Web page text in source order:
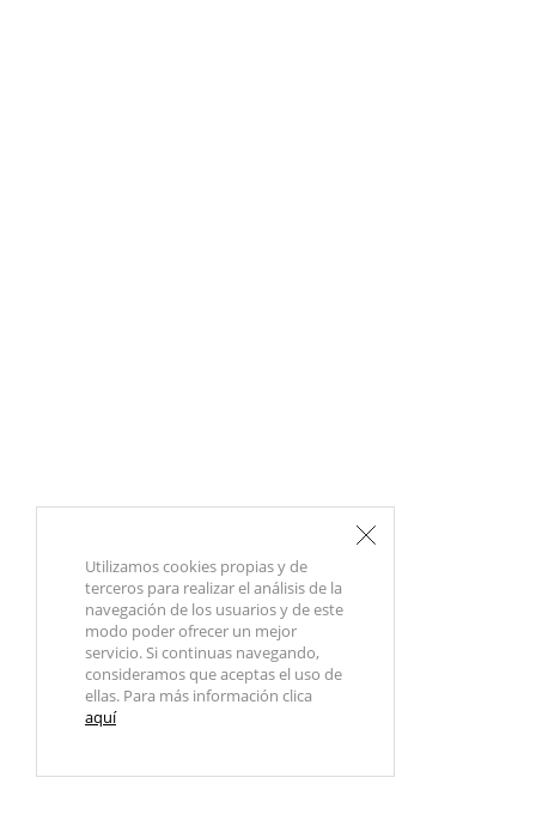
Utilizamos cookies propias y de
terceros para realizar el análisis de la
navegación de los usuarios y de este
modo poder ofrecer un mejor
servicio. Si continuas navegando,
consideramos que aceptas el uso de
ellas. Para más información clica
aquí